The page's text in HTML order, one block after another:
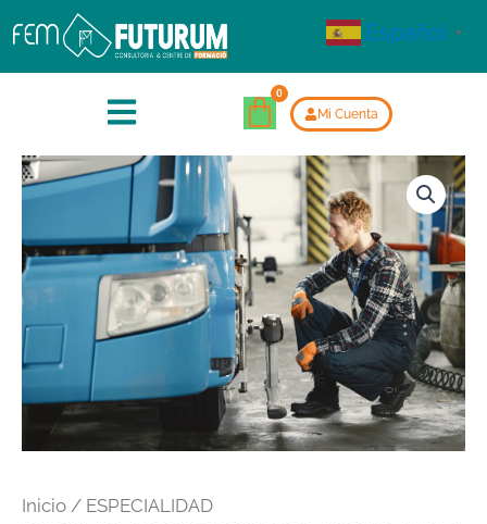
Mi Cuenta
Inicio / ESPECIALIDAD
Español ▼